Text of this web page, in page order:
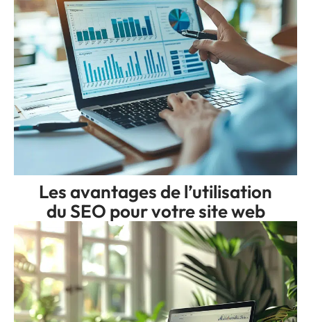
Les avantages de l’utilisation
du SEO pour votre site web